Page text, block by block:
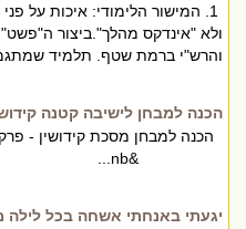
1. המישור הלימודי: איכות על
ולא "אינדקס מהלך".ביצור
והרש"י ברמת שטף. תלמיד
הכנה למבחן לישיבה קטנה
הכנה למבחן מסכת קידושין -
&nb...
יגעתי באנחתי אשחה בכל